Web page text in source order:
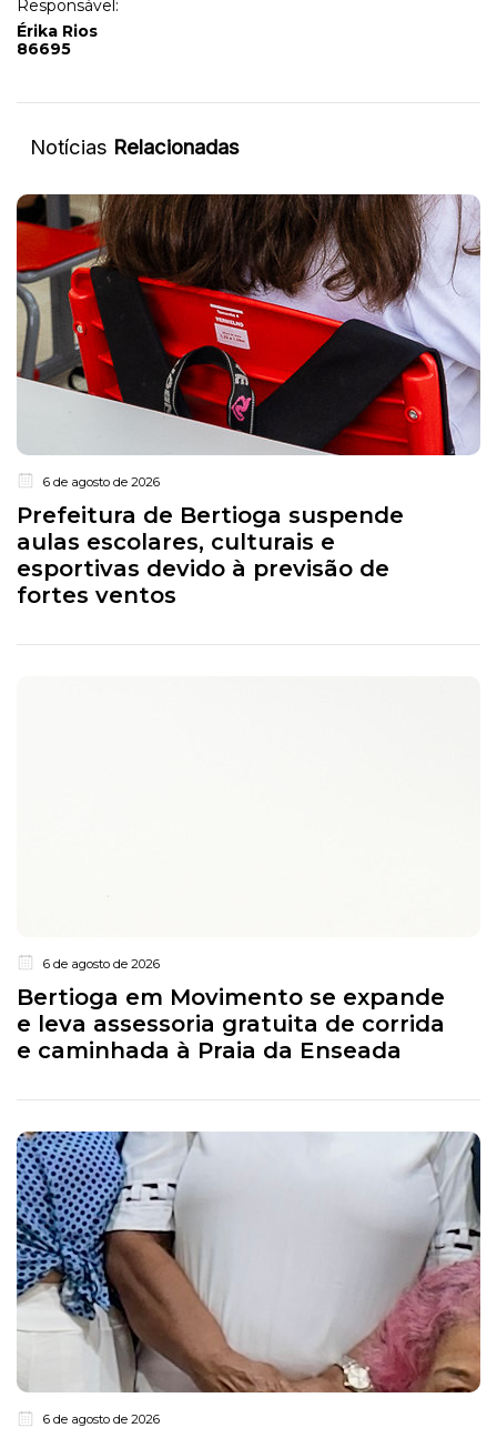
Responsável:
Érika Rios
86695
Notícias Relacionadas
6 de agosto de 2026
Prefeitura de Bertioga suspende
aulas escolares, culturais e
esportivas devido à previsão de
fortes ventos
6 de agosto de 2026
Bertioga em Movimento se expande
e leva assessoria gratuita de corrida
e caminhada à Praia da Enseada
6 de agosto de 2026